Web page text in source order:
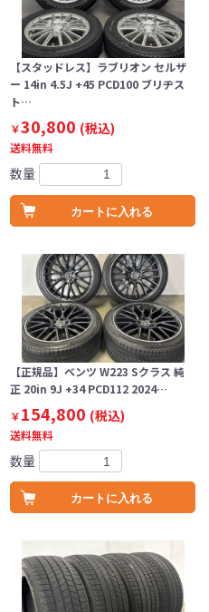
【スタッドレス】ラブリオン セルザ
ー 14in 4.5J +45 PCD100 ブリヂス
ト…
￥30,800 (税込)
送料無料
数量
カートに入れる
【正規品】ベンツ W223 Sクラス 純
正 20in 9J +34 PCD112 2024…
￥154,800 (税込)
送料無料
数量
カートに入れる